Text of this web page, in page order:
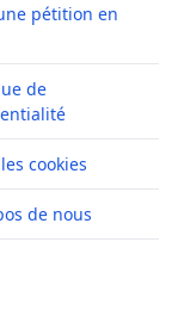
pétition en
de
cookies
de nous